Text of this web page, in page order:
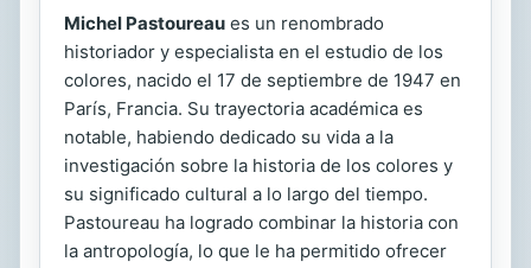
Michel Pastoureau es un renombrado
historiador y especialista en el estudio de los
colores, nacido el 17 de septiembre de 1947 en
París, Francia. Su trayectoria académica es
notable, habiendo dedicado su vida a la
investigación sobre la historia de los colores y
su significado cultural a lo largo del tiempo.
Pastoureau ha logrado combinar la historia con
la antropología, lo que le ha permitido ofrecer